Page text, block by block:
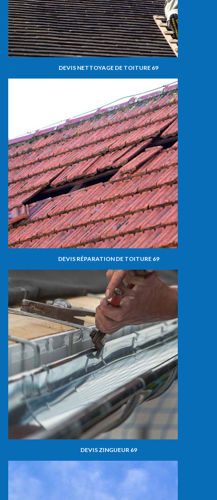
DEVIS NETTOYAGE DE TOITURE 69
DEVIS RÉPARATION DE TOITURE 69
DEVIS ZINGUEUR 69